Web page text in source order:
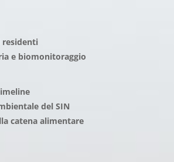
residenti
e biomonitoraggio
del SIN
catena alimentare